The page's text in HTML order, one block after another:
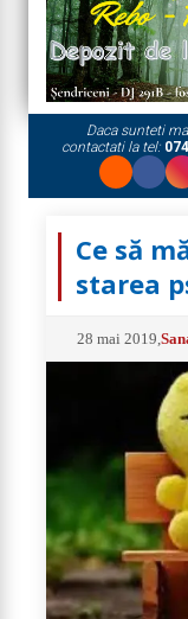
Daca sunteti
contactati la tel:
Ce să
starea
28 mai 2019 ,